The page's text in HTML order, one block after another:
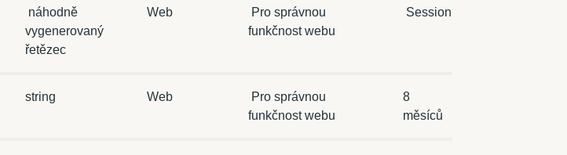
náhodně
vygenerovaný
řetězec
Web
Pro správnou
funkčnost webu
Session
string Web
Pro správnou
funkčnost webu
8
měsíců